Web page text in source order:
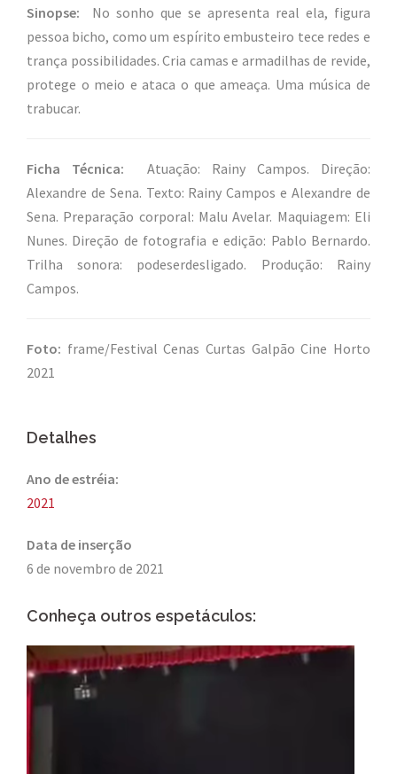
Sinopse:
No sonho que se apresenta real ela, figura
pessoa bicho, como um espírito embusteiro tece redes e
trança possibilidades. Cria camas e armadilhas de revide,
protege o meio e ataca o que ameaça. Uma música de
trabucar.
Ficha Técnica:
Atuação: Rainy Campos. Direção:
Alexandre de Sena. Texto: Rainy Campos e Alexandre de
Sena. Preparação corporal: Malu Avelar. Maquiagem: Eli
Nunes. Direção de fotografia e edição: Pablo Bernardo.
Trilha sonora: podeserdesligado. Produção: Rainy
Campos.
Foto: frame/Festival Cenas Curtas Galpão Cine Horto
2021
Detalhes
Ano de estréia:
2021
Data de inserção
6 de novembro de 2021
Conheça outros espetáculos: